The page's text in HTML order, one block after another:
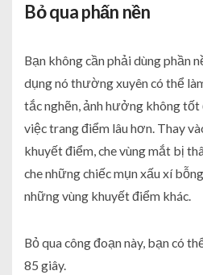
Bỏ qua phấn nền
Bạn không cần phải dùng phần
dụng nó thường xuyên có thể
tắc nghẽn, ảnh hưởng không tốt
việc trang điểm lâu hơn. Thay
khuyết điểm, che vùng mắt bị
che những chiếc mụn xấu xí
những vùng khuyết điểm khác.
Bỏ qua công đoạn này, bạn có
85 giây.